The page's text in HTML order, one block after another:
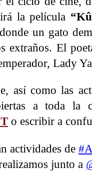
la película
un gato
extraños. El
Lady
así como las
a toda la
o escribir a
actividades de
junto a